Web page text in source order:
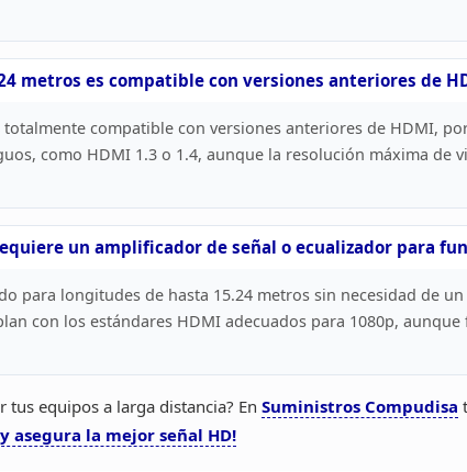
metros es compatible con versiones anteriores de
compatible con versiones anteriores de HDMI,
como HDMI 1.3 o 1.4, aunque la resolución máxima de
un amplificador de señal o ecualizador para
para longitudes de hasta 15.24 metros sin necesidad de
con los estándares HDMI adecuados para 1080p,
equipos a larga distancia? En Suministros Compudisa
asegura la mejor señal HD!